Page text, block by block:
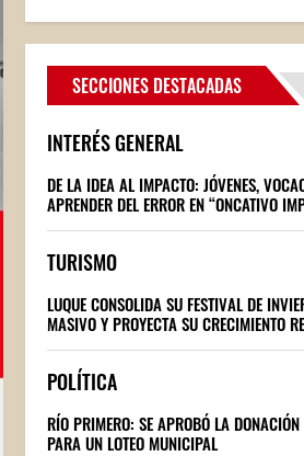
SECCIONES DESTACADAS
INTERÉS GENERAL
DE LA IDEA AL IMPACTO: JÓVENES,
APRENDER DEL ERROR EN “ONCATIVO
TURISMO
LUQUE CONSOLIDA SU FESTIVAL DE
MASIVO Y PROYECTA SU CRECIMIENTO
POLÍTICA
RÍO PRIMERO: SE APROBÓ LA DONACIÓN
PARA UN LOTEO MUNICIPAL